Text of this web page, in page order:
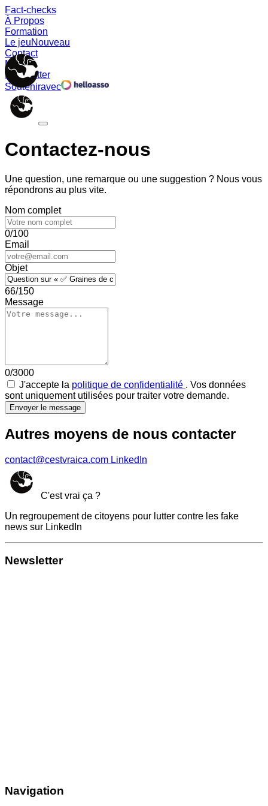
Fact-checks
À Propos
Formation
Le jeuNouveau
Contact
Memes
Newsletter
Souteniravec
Contactez-nous
Une question, une remarque ou une suggestion ? Nous vous
répondrons au plus vite.
Nom complet
0/100
Email
Objet
66/150
Message
0/3000
J'accepte la politique de confidentialité . Vos données
sont uniquement utilisées pour traiter votre demande.
Envoyer le message
Autres moyens de nous contacter
contact@cestvraica.com LinkedIn
C'est vrai ça ?
Un regroupement de citoyens pour lutter contre les fake
news sur LinkedIn
Newsletter
Navigation